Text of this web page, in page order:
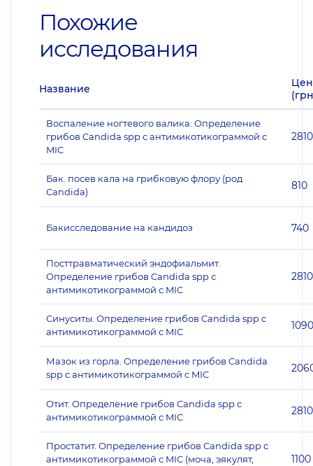
Похожие
исследования
Название
Воспаление ногтевого валика. Определение
грибов Candida spp с антимикотикограммой с
MIC
2810
Бак. посев кала на грибковую флору (род
Candida)
810
Бакисследование на кандидоз 740
Посттравматический эндофиальмит.
Определение грибов Candida spp с
антимикотикограммой с MIC
2810
Синуситы. Определение грибов Candida spp с
антимикотикограммой с MIC
1090
Мазок из горла. Определение грибов Candida
spp с антимикотикограммой с MIC
Отит. Определение грибов Candida spp с
антимикотикограммой с MIC
2810
Простатит. Определение грибов Candida spp с
антимикотикограммой с MIC (моча, эякулят,
1100